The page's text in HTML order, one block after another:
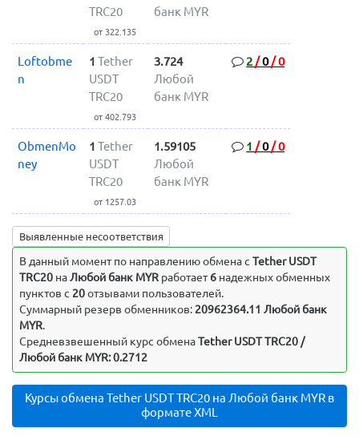
TRC20
от 322.135
банк MYR
Loftobme
n
1 Tether
USDT
TRC20
от 402.793
3.724
Любой
банк MYR
2/0/0
ObmenMo
ney
1 Tether
USDT
TRC20
от 1257.03
1.59105
Любой
банк MYR
1/0/0
Выявленные несоответствия
В данный момент по направлению обмена cTether USDT
TRC20наЛюбой банк MYRработает6надежных обменных
пунктов с 20отзывами пользователей.
Суммарный резерв обменников: 20962364.11 Любой банк
MYR.
Средневзвешенный курс обменаTether USDT TRC20 /
Любой банк MYR: 0.2712
Курсы обмена Tether USDT TRC20 на Любой банк MYR в
формате XML